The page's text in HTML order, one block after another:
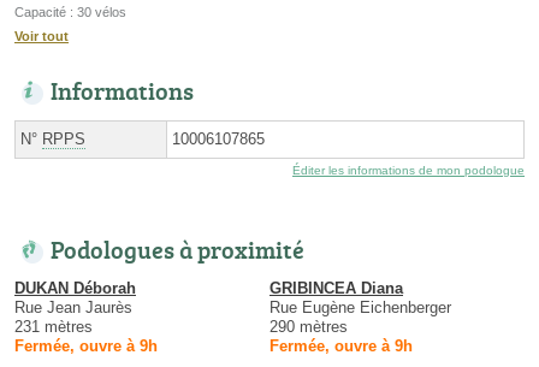
Capacité : 30 vélos
Voir tout
Informations
N° RPPS 10006107865
Éditer les informations de mon podologue
Podologues à proximité
DUKAN Déborah
Rue Jean Jaurès
231 mètres
Fermée, ouvre à 9h
GRIBINCEA Diana
Rue Eugène Eichenberger
290 mètres
Fermée, ouvre à 9h